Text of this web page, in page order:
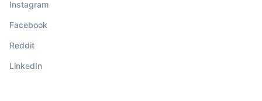
Instagram
Facebook
Reddit
LinkedIn